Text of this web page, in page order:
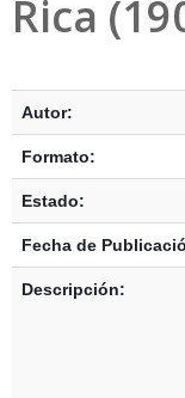
Rica
Autor:
Formato:
Estado:
Fecha de
Descripción: